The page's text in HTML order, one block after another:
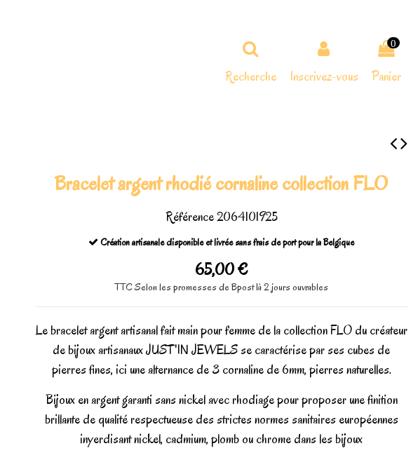
Recherche Inscrivez-vous
0
Panier
Bracelet argent rhodié cornaline collection FLO
Référence2064101925
Création artisanale disponible et livrée sans frais de port pour la Belgique
65,00 €
TTCSelon les promesses de Bpost 1à 2 jours ouvrables
Le bracelet argent artisanal fait main pour femme de la collection FLO du créateur
de bijoux artisanaux JUST'IN JEWELS se caractérise par ses cubes de
pierres fines, ici une alternance de 3 cornaline de 6mm, pierres naturelles.
Bijoux en argent garanti sans nickel avec rhodiage pour proposer une finition
brillante de qualité respectueuse des strictes normes sanitaires européennes
inyerdisant nickel, cadmium, plomb ou chrome dans les bijoux